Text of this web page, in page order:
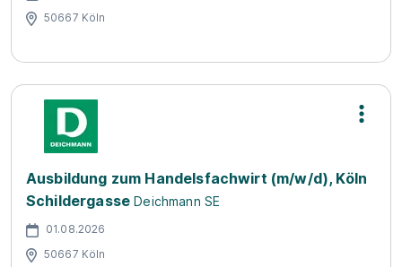
50667 Köln
Ausbildung zum Handelsfachwirt (m/w/d), Köln
Schildergasse Deichmann SE
01.08.2026
50667 Köln